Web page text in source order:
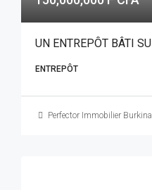
ENTREPÔT
Perfector Immobilier Burkina Faso